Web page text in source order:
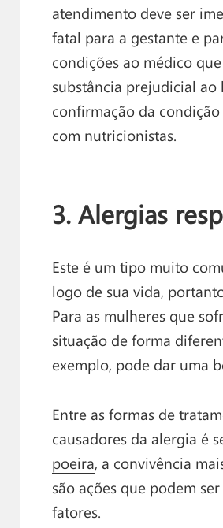
atendimento deve ser
fatal para a gestante e
condições ao médico
substância prejudicial ao
confirmação da
com nutricionistas.
3. Alergias
Este é um tipo muito
logo de sua vida,
Para as mulheres que
situação de forma
exemplo, pode dar uma
Entre as formas de
causadores da alergia é
poeira, a convivência
são ações que podem
fatores.